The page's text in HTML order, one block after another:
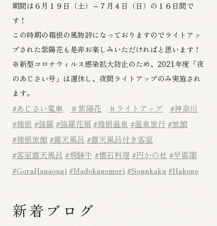
期間は６月１９日（土）～７月４日（日）の１６日間で
す！
この時期の箱根の風物詩になっておりますのでライトアッ
プされた紫陽花も是非お楽しみいただければと思います！
※新型コロナウィルス感染拡大防止のため、2021年度「夜
のあじさい号」は運休し、夜間ライトアップのみ実施され
ます。
#あじさい電車 ＃紫陽花 ＃ライトアップ
#神奈川
#箱根 #強羅 #強羅花扇 #箱根温泉 #温泉旅行 #旅館
#箱根旅館 #露天風呂 #露天風呂付き客室
#客室露天風呂 #飛騨牛 #懐石料理 #円かの杜 #早雲閣
#GoraHanaougi #Madokanomori #Sounkaku #Hakone
新着ブログ